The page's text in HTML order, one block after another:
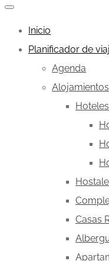
Inicio
Planificador de
Agenda
Alojamientos
Hoteles
Casas